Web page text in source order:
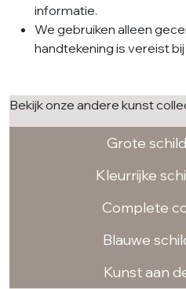
informatie.
We gebruiken alleen
handtekening is vereist
Bekijk onze andere kunst
Grote
Kleurrijke
Complete
Blauwe
Kunst aan